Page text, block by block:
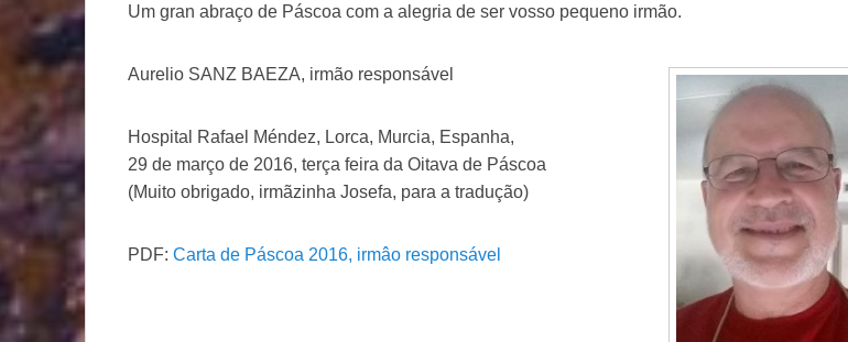
Um gran abraço de Páscoa com a alegria de ser vosso pequeno irmão.
Aurelio SANZ BAEZA, irmão responsável
Hospital Rafael Méndez, Lorca, Murcia, Espanha,
29 de março de 2016, terça feira da Oitava de Páscoa
(Muito obrigado, irmãzinha Josefa, para a tradução)
PDF: Carta de Páscoa 2016, irmâo responsável